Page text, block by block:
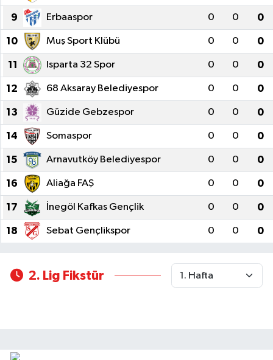
9 Erbaaspor 0 0 0
10 Muş Sport Klübü 0 0 0
11 Isparta 32 Spor 0 0 0
12 68 Aksaray Belediyespor 0 0 0
13 Güzide Gebzespor 0 0 0
14 Somaspor 0 0 0
15 Arnavutköy Belediyespor 0 0 0
16 Aliağa FAŞ 0 0 0
17 İnegöl Kafkas Gençlik 0 0 0
18 Sebat Gençlikspor 0 0 0
2. Lig Fikstür